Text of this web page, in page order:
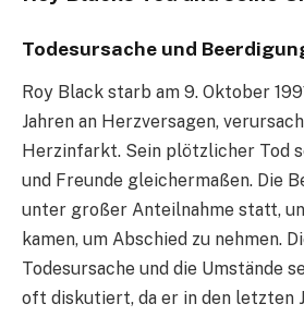
Todesursache und
Roy Black starb am 9. Oktober
Jahren an Herzversagen,
Herzinfarkt. Sein plötzlicher Tod
und Freunde gleichermaßen. Die
unter großer Anteilnahme statt,
kamen, um Abschied zu nehmen.
Todesursache und die Umstände
oft diskutiert, da er in den letzten